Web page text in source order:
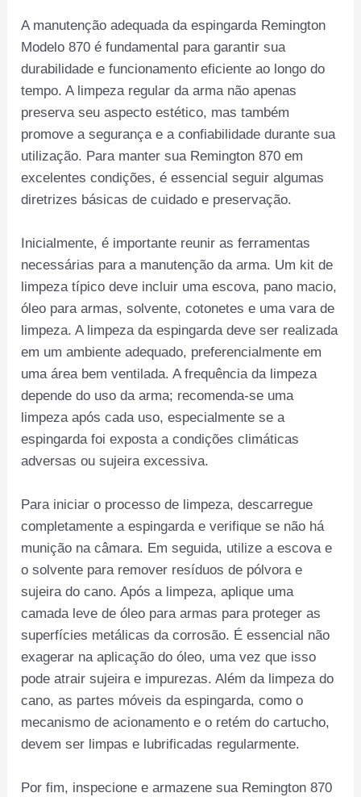
A manutenção adequada da espingarda Remington
Modelo 870 é fundamental para garantir sua
durabilidade e funcionamento eficiente ao longo do
tempo. A limpeza regular da arma não apenas
preserva seu aspecto estético, mas também
promove a segurança e a confiabilidade durante sua
utilização. Para manter sua Remington 870 em
excelentes condições, é essencial seguir algumas
diretrizes básicas de cuidado e preservação.
Inicialmente, é importante reunir as ferramentas
necessárias para a manutenção da arma. Um kit de
limpeza típico deve incluir uma escova, pano macio,
óleo para armas, solvente, cotonetes e uma vara de
limpeza. A limpeza da espingarda deve ser realizada
em um ambiente adequado, preferencialmente em
uma área bem ventilada. A frequência da limpeza
depende do uso da arma; recomenda-se uma
limpeza após cada uso, especialmente se a
espingarda foi exposta a condições climáticas
adversas ou sujeira excessiva.
Para iniciar o processo de limpeza, descarregue
completamente a espingarda e verifique se não há
munição na câmara. Em seguida, utilize a escova e
o solvente para remover resíduos de pólvora e
sujeira do cano. Após a limpeza, aplique uma
camada leve de óleo para armas para proteger as
superfícies metálicas da corrosão. É essencial não
exagerar na aplicação do óleo, uma vez que isso
pode atrair sujeira e impurezas. Além da limpeza do
cano, as partes móveis da espingarda, como o
mecanismo de acionamento e o retém do cartucho,
devem ser limpas e lubrificadas regularmente.
Por fim, inspecione e armazene sua Remington 870